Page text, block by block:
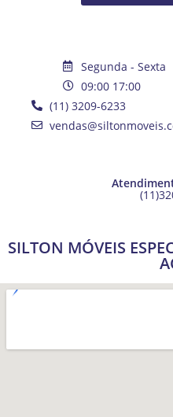
Segunda - Sexta
09:00 17:00
(11) 3209-6233
SILTON MÓVEIS